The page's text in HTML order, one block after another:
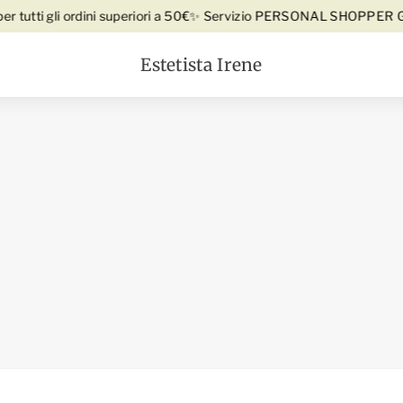
Vai direttamente ai contenuti
superiori a 50€✨ Servizio PERSONAL SHOPPER Gratuito!
Estetista Irene